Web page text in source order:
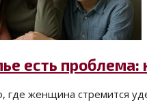
есть
женщина стремится